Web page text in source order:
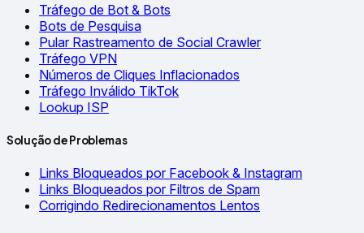
Tráfego de Bot & Bots
Bots de Pesquisa
Pular Rastreamento de Social Crawler
Tráfego VPN
Números de Cliques Inflacionados
Tráfego Inválido TikTok
Lookup ISP
Solução de Problemas
Links Bloqueados por Facebook & Instagram
Links Bloqueados por Filtros de Spam
Corrigindo Redirecionamentos Lentos